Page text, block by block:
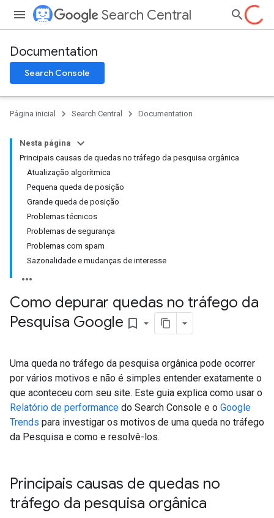
Search Central
Documentation
Search Console
Página inicial Search Central Documentation
Nesta página
Principais causas de quedas no tráfego da pesquisa orgânica
Atualização algorítmica
Pequena queda de posição
Grande queda de posição
Problemas técnicos
Problemas de segurança
Problemas com spam
Sazonalidade e mudanças de interesse
Como depurar quedas no tráfego da
Pesquisa Google bookmark_border
Uma queda no tráfego da pesquisa orgânica pode ocorrer
por vários motivos e não é simples entender exatamente o
que aconteceu com seu site. Este guia explica como usar o
Relatório de performance do Search Console e o Google
Trends para investigar os motivos de uma queda no tráfego
da Pesquisa e como e resolvê-los.
Principais causas de quedas no
tráfego da pesquisa orgânica